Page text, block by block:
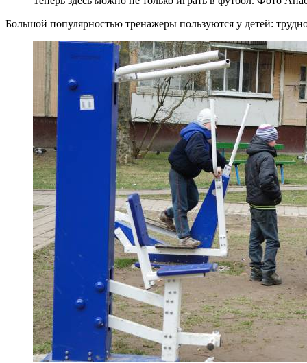
Большой популярностью тренажеры пользуются у детей: